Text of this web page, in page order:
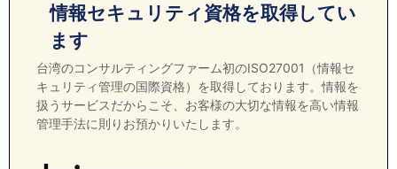
情報セキュリティ資格を取得してい
ます
台湾のコンサルティングファーム初のISO27001（情報セ
キュリティ管理の国際資格）を取得しております。情報を
扱うサービスだからこそ、お客様の大切な情報を高い情報
管理手法に則りお預かりいたします。